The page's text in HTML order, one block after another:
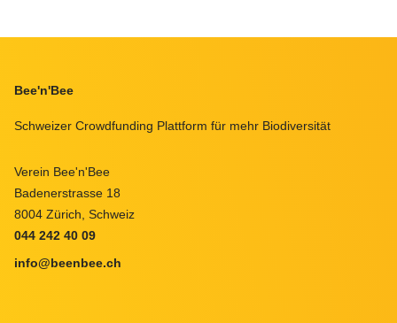
Footer
Bee'n'Bee
Schweizer Crowdfunding Plattform für mehr Biodiversität
Verein Bee'n'Bee
Badenerstrasse 18
8004 Zürich, Schweiz
044 242 40 09
info@beenbee.ch